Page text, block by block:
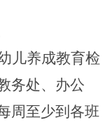
儿养成教育检
务处、 办公
周至少到各班